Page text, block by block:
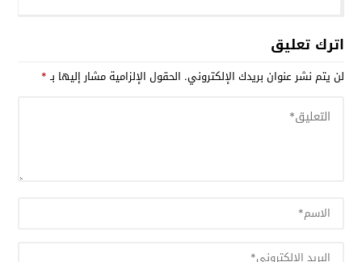
اترك تعليق
لن يتم نشر عنوان بريدك الإلكتروني. الحقول الإلزامية مشار إليها بـ*